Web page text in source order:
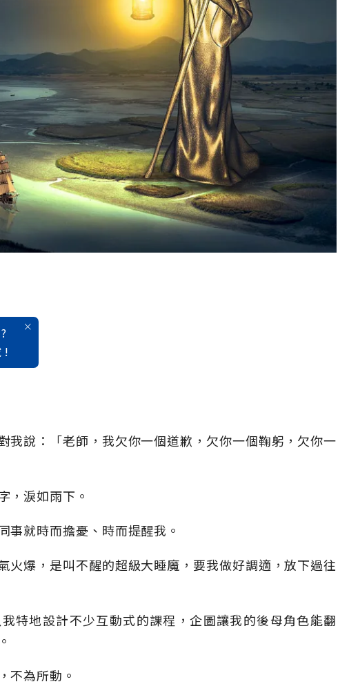
!
我說：「老師，我欠你一個道歉，欠你一個鞠躬，欠你一
，淚如雨下。
事就時而擔憂、時而提醒我。
火爆，是叫不醒的超級大睡魔，要我做好調適，放下過往
特地設計不少互動式的課程，企圖讓我的後母角色能翻
不為所動。